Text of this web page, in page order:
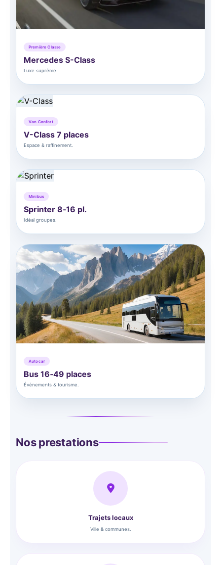
Première Classe
Mercedes S-Class
Luxe suprême.
Van Confort
V-Class 7 places
Espace & raffinement.
Minibus
Sprinter 8‑16 pl.
Idéal groupes.
Autocar
Bus 16‑49 places
Événements & tourisme.
Nos prestations
Trajets locaux
Ville & communes.